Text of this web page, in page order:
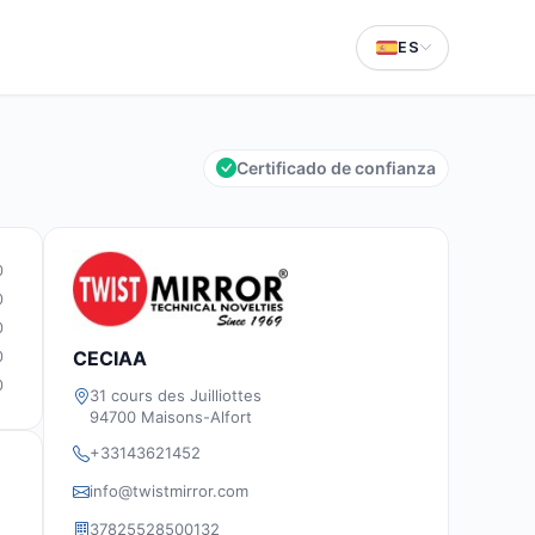
ES
Certificado de confianza
CECIAA
31 cours des Juilliottes
94700 Maisons-Alfort
+33143621452
info@twistmirror.com
37825528500132